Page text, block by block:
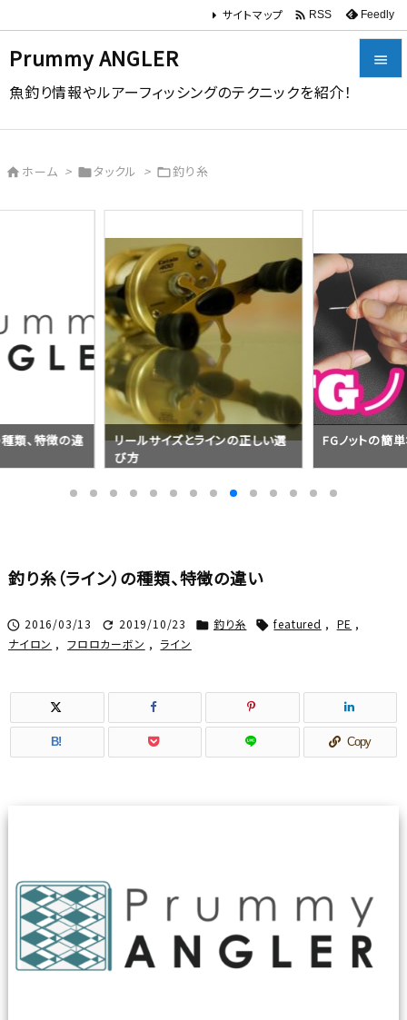
Prummy ANGLER
魚釣り情報やルアーフィッシングのテクニックを紹介！


次へ

検索
サイトマップ  RSS Feedly
 ホーム > タックル > 釣り糸
種類、特徴の違
リールサイズとラインの正しい選
び方
FGノットの簡
釣り糸（ライン）の種類、特徴の違い
 2016/03/13  2019/10/23  釣り糸  featured , PE ,
ナイロン , フロロカーボン , ライン
B! Copy